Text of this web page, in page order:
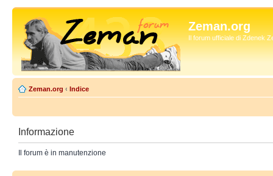
Zeman.org
Il forum ufficiale di Zdenek
Zeman.org ‹ Indice
Informazione
Il forum è in manutenzione